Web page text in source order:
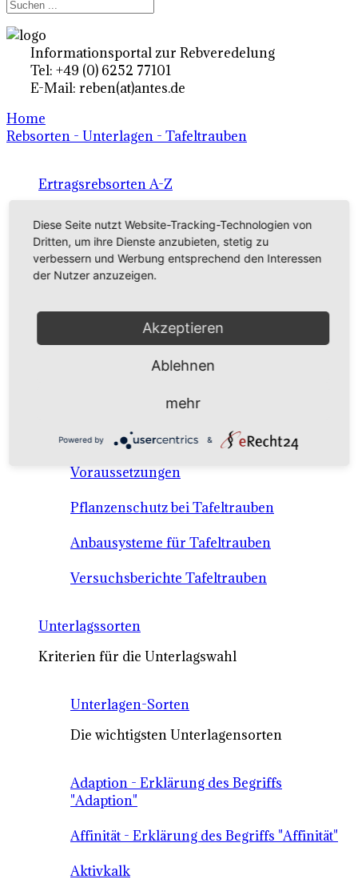
Informationsportal zur Rebveredelung
Tel: +49 (0) 6252 77101
E-Mail: reben(at)antes.de
Home
Rebsorten - Unterlagen - Tafeltrauben
Ertragsrebsorten A-Z
Rebsorten international
Tafeltraubensorten
Anbausysteme & Recht
Tafeltraubenanbau - rechtliche
Voraussetzungen
Pflanzenschutz bei Tafeltrauben
Anbausysteme für Tafeltrauben
Versuchsberichte Tafeltrauben
Unterlagssorten
Kriterien für die Unterlagswahl
Unterlagen-Sorten
Die wichtigsten Unterlagensorten
Adaption - Erklärung des Begriffs
"Adaption"
Affinität - Erklärung des Begriffs "Affinität"
Aktivkalk
Diese Seite nutzt Website-Tracking-Technologien von
Dritten, um ihre Dienste anzubieten, stetig zu
verbessern und Werbung entsprechend den Interessen
der Nutzer anzuzeigen.
Akzeptieren
Ablehnen
mehr
Powered by &